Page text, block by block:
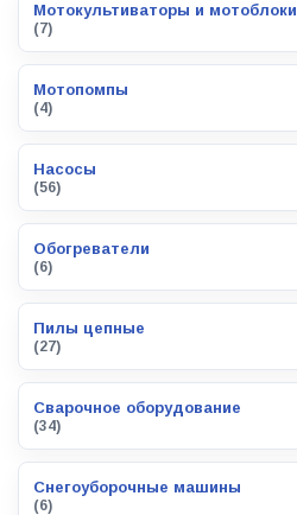
Мотокультиваторы и мотоблоки
(7)
Мотопомпы
(4)
Насосы
(56)
Обогреватели
(6)
Пилы цепные
(27)
Сварочное оборудование
(34)
Снегоуборочные машины
(6)